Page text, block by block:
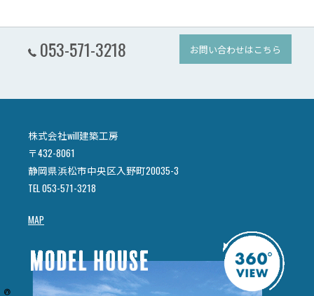
053-571-3218 お問い合わせはこちら
株式会社will建築工房
〒432-8061
静岡県浜松市中央区入野町20035-3
TEL 053-571-3218
MAP